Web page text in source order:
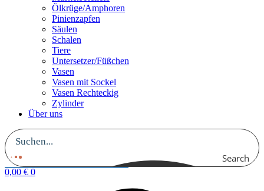
Ölkrüge/Amphoren
Pinienzapfen
Säulen
Schalen
Tiere
Untersetzer/Füßchen
Vasen
Vasen mit Sockel
Vasen Rechteckig
Zylinder
Über uns
Search
0,00 € 0